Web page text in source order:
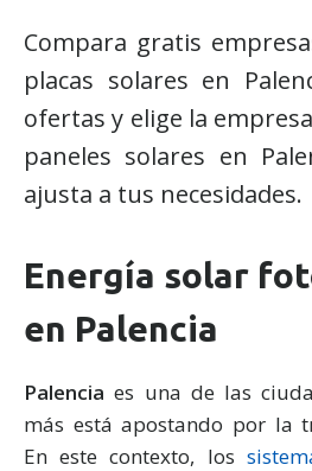
Compara gratis
placas solares en
ofertas y elige la
paneles solares en
ajusta a tus necesidades.
Energía solar
en Palencia
Palencia es una de las
más está apostando por la
En este contexto, los